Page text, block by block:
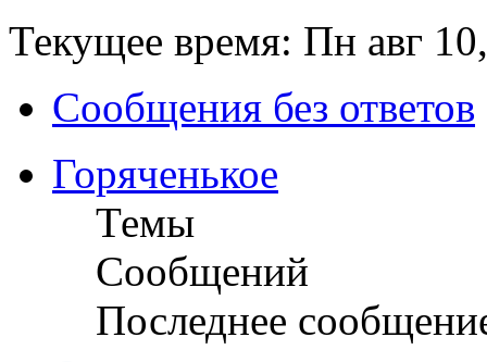
Текущее время: Пн авг
Сообщения без ответов
Горяченькое
Темы
Сообщений
Последнее